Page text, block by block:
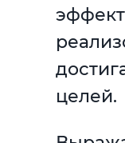
целей.